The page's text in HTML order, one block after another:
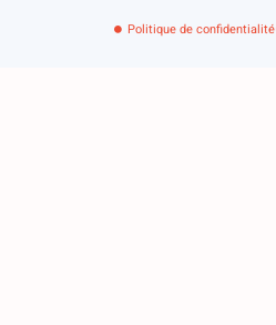
Politique de confidentialité